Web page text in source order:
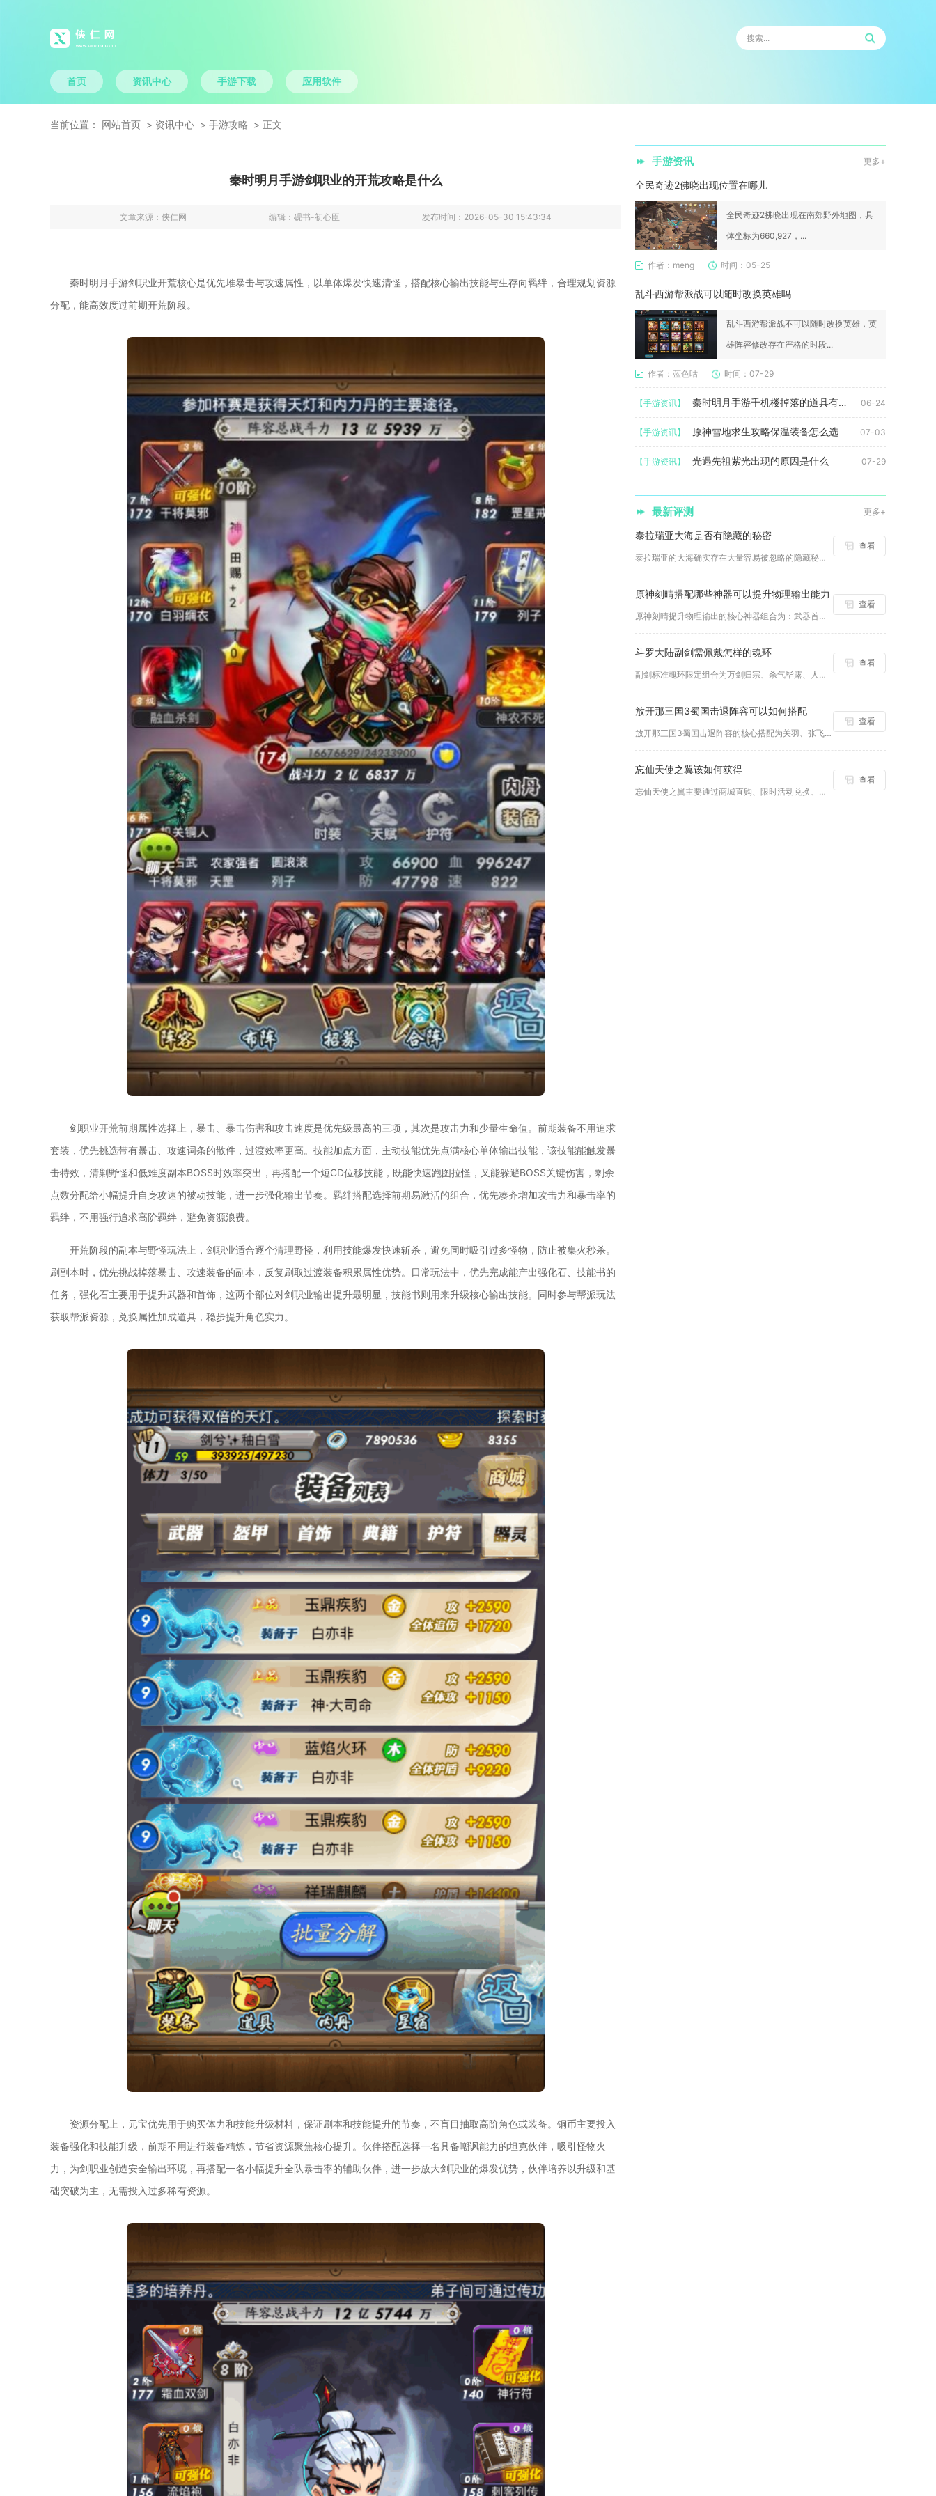
首页 资讯中心 手游下载 应用软件
当前位置： 网站首页 资讯中心 手游攻略 正文
秦时明月手游剑职业的开荒攻略是什么
文章来源： 侠仁网 编辑： 砚书-初心臣 发布时间： 2026-05-30 15:43:34
秦时明月手游剑职业开荒核心是优先堆暴击与攻速属性，以单体爆发快速清怪，搭配核心输出技能与生存向羁绊，合理规划资源
分配，能高效度过前期开荒阶段。
剑职业开荒前期属性选择上，暴击、暴击伤害和攻击速度是优先级最高的三项，其次是攻击力和少量生命值。前期装备不用追求
套装，优先挑选带有暴击、攻速词条的散件，过渡效率更高。技能加点方面，主动技能优先点满核心单体输出技能，该技能能触发暴
击特效，清剿野怪和低难度副本BOSS时效率突出，再搭配一个短CD位移技能，既能快速跑图拉怪，又能躲避BOSS关键伤害，剩余
点数分配给小幅提升自身攻速的被动技能，进一步强化输出节奏。羁绊搭配选择前期易激活的组合，优先凑齐增加攻击力和暴击率的
羁绊，不用强行追求高阶羁绊，避免资源浪费。
开荒阶段的副本与野怪玩法上，剑职业适合逐个清理野怪，利用技能爆发快速斩杀，避免同时吸引过多怪物，防止被集火秒杀。
刷副本时，优先挑战掉落暴击、攻速装备的副本，反复刷取过渡装备积累属性优势。日常玩法中，优先完成能产出强化石、技能书的
任务，强化石主要用于提升武器和首饰，这两个部位对剑职业输出提升最明显，技能书则用来升级核心输出技能。同时参与帮派玩法
获取帮派资源，兑换属性加成道具，稳步提升角色实力。
资源分配上，元宝优先用于购买体力和技能升级材料，保证刷本和技能提升的节奏，不盲目抽取高阶角色或装备。铜币主要投入
装备强化和技能升级，前期不用进行装备精炼，节省资源聚焦核心提升。伙伴搭配选择一名具备嘲讽能力的坦克伙伴，吸引怪物火
力，为剑职业创造安全输出环境，再搭配一名小幅提升全队暴击率的辅助伙伴，进一步放大剑职业的爆发优势，伙伴培养以升级和基
础突破为主，无需投入过多稀有资源。
手游资讯 更多+
全民奇迹2佛晓出现位置在哪儿
全民奇迹2拂晓出现在南郊野外地图，具
体坐标为660,927，...
作者：meng 时间：05-25
乱斗西游帮派战可以随时改换英雄吗
乱斗西游帮派战不可以随时改换英雄，英
雄阵容修改存在严格的时段...
作者：蓝色咕 时间：07-29
【手游资讯】 秦时明月手游千机楼掉落的道具有什么作用 06-24
【手游资讯】 原神雪地求生攻略保温装备怎么选 07-03
【手游资讯】 光遇先祖紫光出现的原因是什么 07-29
最新评测 更多+
泰拉瑞亚大海是否有隐藏的秘密
泰拉瑞亚的大海确实存在大量容易被忽略的隐藏秘密，并非仅作为前...
查看
原神刻晴搭配哪些神器可以提升物理输出能力
原神刻晴提升物理输出的核心神器组合为：武器首选风鹰剑，次选黑...
查看
斗罗大陆副剑需佩戴怎样的魂环
副剑标准魂环限定组合为万剑归宗、杀气毕露、人剑合一、剑影随行...
查看
放开那三国3蜀国击退阵容可以如何搭配
放开那三国3蜀国击退阵容的核心搭配为关羽、张飞、马超、黄忠、...
查看
忘仙天使之翼该如何获得
忘仙天使之翼主要通过商城直购、限时活动兑换、守护副本掉落、羽...
查看